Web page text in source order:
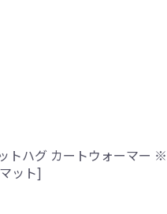
トハグ カートウォーマ
ット]